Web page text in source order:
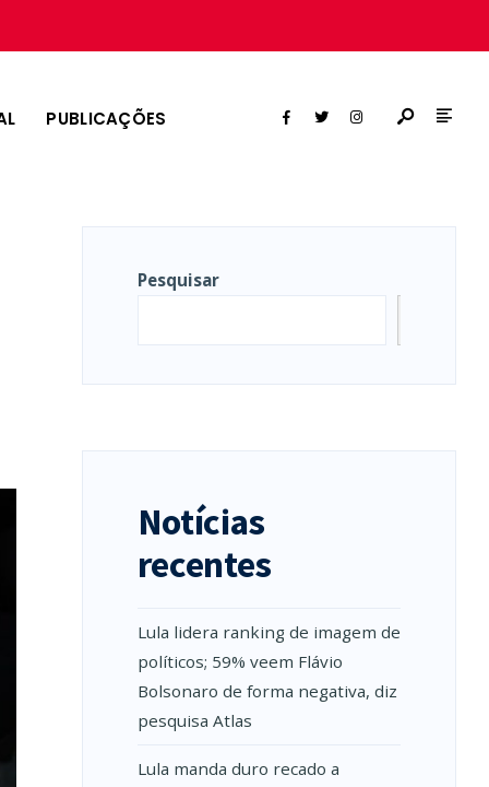
PUBLICAÇÕES
Pesquisar
Notícias
recentes
Lula lidera ranking de imagem de
políticos; 59% veem Flávio
Bolsonaro de forma negativa, diz
pesquisa Atlas
Lula manda duro recado a